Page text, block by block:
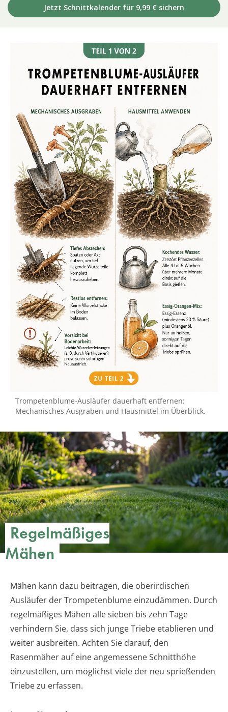
Jetzt Schnittkalender für 9,99 € sichern
Trompetenblume-Ausläufer dauerhaft entfernen:
Mechanisches Ausgraben und Hausmittel im Überblick.
Regelmäßiges
Mähen
Mähen kann dazu beitragen, die oberirdischen
Ausläufer der Trompetenblume einzudämmen. Durch
regelmäßiges Mähen alle sieben bis zehn Tage
verhindern Sie, dass sich junge Triebe etablieren und
weiter ausbreiten. Achten Sie darauf, den
Rasenmäher auf eine angemessene Schnitthöhe
einzustellen, um möglichst viele der neu sprießenden
Triebe zu erfassen.